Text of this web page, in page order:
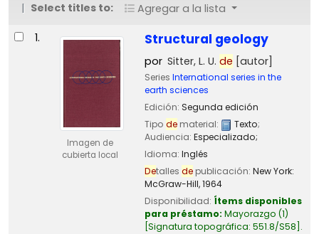
Select titles to:
Agregar a la lista
Resultados
1.
Imagen de
cubierta local
Structural geology
por Sitter, L. U. de [autor]
Series International series in the
earth sciences
Edición: Segunda edición
Tipo dematerial: Texto;
Audiencia: Especializado;
Idioma: Inglés
Detalles depublicación: New York:
McGraw-Hill,1964
Disponibilidad: Ítems disponibles
para préstamo: Mayorazgo (1)
Signatura topográfica: 551.8/S58 .